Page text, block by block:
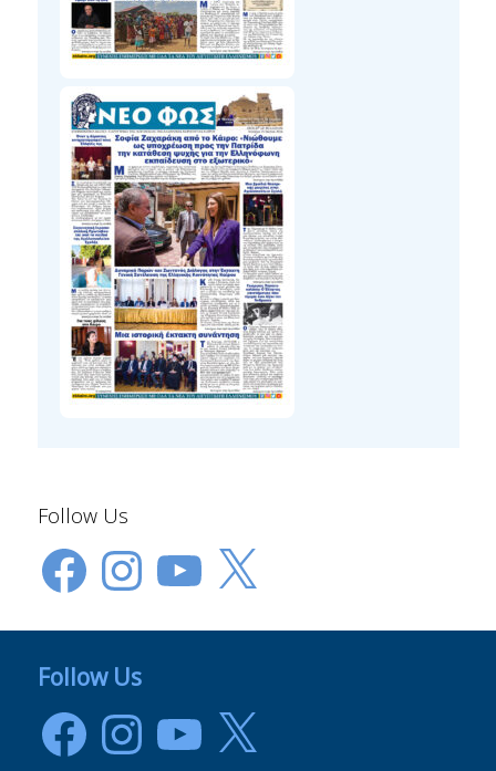
Follow Us
FacebookInstagramYouTube
X
Follow Us
FacebookInstagramYouTube
X